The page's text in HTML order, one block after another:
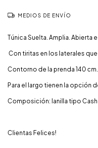
MEDIOS DE ENVÍO
Túnica Suelta. Amplia. Abierta
Con tiritas en los laterales
Contorno de la prenda 140 cm.
Para el largo tienen la opción
Composición: lanilla tipo
Clientas Felices!